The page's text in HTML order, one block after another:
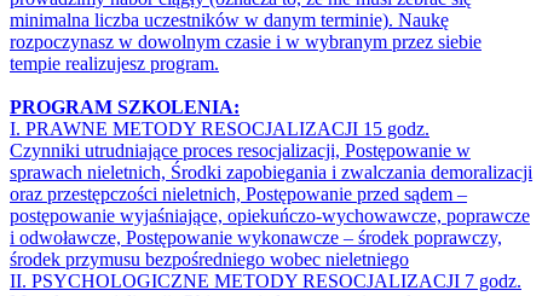
minimalna liczba uczestników w danym terminie). Naukę
rozpoczynasz w dowolnym czasie i w wybranym przez siebie
tempie realizujesz program.
PROGRAM SZKOLENIA:
I. PRAWNE METODY RESOCJALIZACJI 15 godz.
Czynniki utrudniające proces resocjalizacji, Postępowanie w
sprawach nieletnich, Środki zapobiegania i zwalczania demoralizacji
oraz przestępczości nieletnich, Postępowanie przed sądem –
postępowanie wyjaśniające, opiekuńczo-wychowawcze, poprawcze
i odwoławcze, Postępowanie wykonawcze – środek poprawczy,
środek przymusu bezpośredniego wobec nieletniego
II. PSYCHOLOGICZNE METODY RESOCJALIZACJI 7 godz.